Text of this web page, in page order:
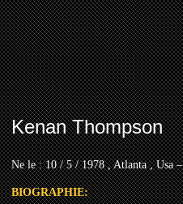
Kenan Thompson
Ne le : 10 / 5 / 1978 , Atlanta , Usa –
BIOGRAPHIE: